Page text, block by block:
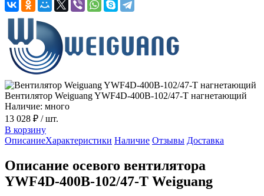
Вентилятор Weiguang YWF4D-400B-102/47-T нагнетающий
Наличие: много
13 028 ₽ / шт.
В корзину
ОписаниеХарактеристики Наличие Отзывы Доставка
Описание осевого вентилятора
YWF4D-400B-102/47-T Weiguang